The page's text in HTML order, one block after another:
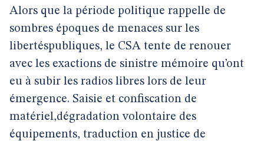
Alors que la période politique rappelle de
sombres époques de menaces sur les
libertéspubliques, le CSA tente de renouer
avec les exactions de sinistre mémoire qu’ont
eu à subir les radios libres lors de leur
émergence. Saisie et confiscation de
matériel,dégradation volontaire des
équipements, traduction en justice de